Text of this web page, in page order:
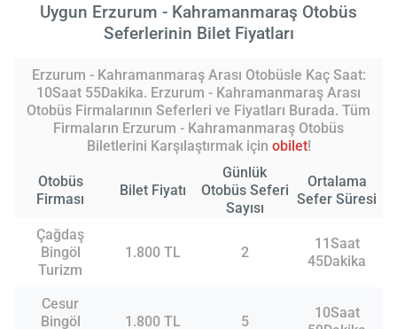
Uygun Erzurum - Kahramanmaraş Otobüs
Seferlerinin Bilet Fiyatları
Erzurum - Kahramanmaraş Arası Otobüsle Kaç Saat:
10Saat 55Dakika. Erzurum - Kahramanmaraş Arası
Otobüs Firmalarının Seferleri ve Fiyatları Burada. Tüm
Firmaların Erzurum - Kahramanmaraş Otobüs
Biletlerini Karşılaştırmak için obilet!
Otobüs
Firması
Bilet Fiyatı
Günlük
Otobüs Seferi
Sayısı
Ortalama
Sefer Süresi
Çağdaş
Bingöl
Turizm
1.800 TL 2
11Saat
45Dakika
Cesur
Bingöl
1.800 TL 5
10Saat